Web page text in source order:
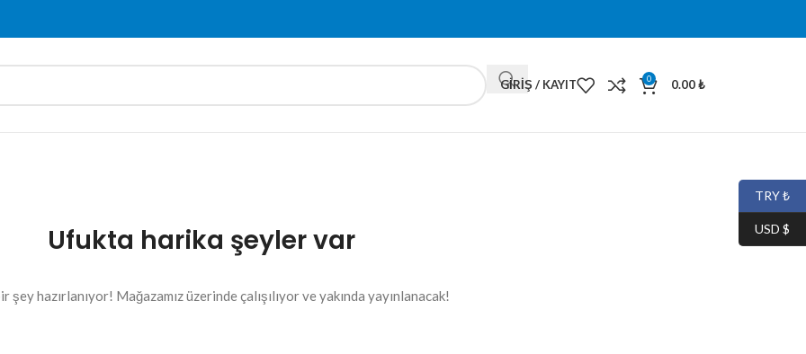
GIRIŞ / KAYIT 0 0.00₺
Ufukta harika şeyler var
şey hazırlanıyor! Mağazamız üzerinde çalışılıyor ve yakında yayınlanacak!
TRY ₺
USD $